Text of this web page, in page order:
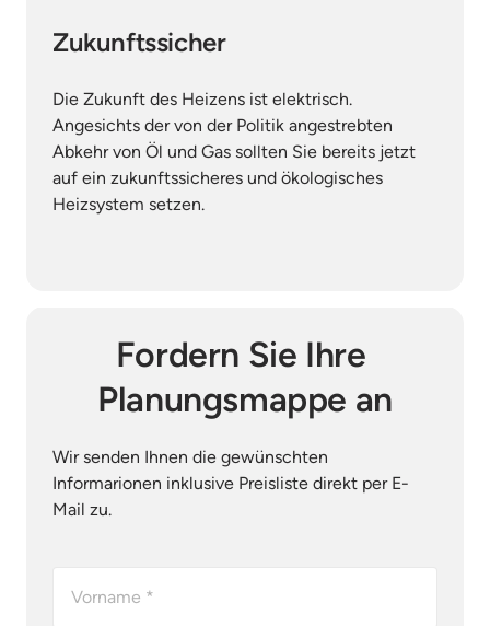
Zukunftssicher
Die Zukunft des Heizens ist elektrisch.
Angesichts der von der Politik angestrebten
Abkehr von Öl und Gas sollten Sie bereits jetzt
auf ein zukunftssicheres und ökologisches
Heizsystem setzen.
Fordern Sie Ihre
Planungsmappe an
Wir senden Ihnen die gewünschten
Informarionen inklusive Preisliste direkt per E-
Mail zu.